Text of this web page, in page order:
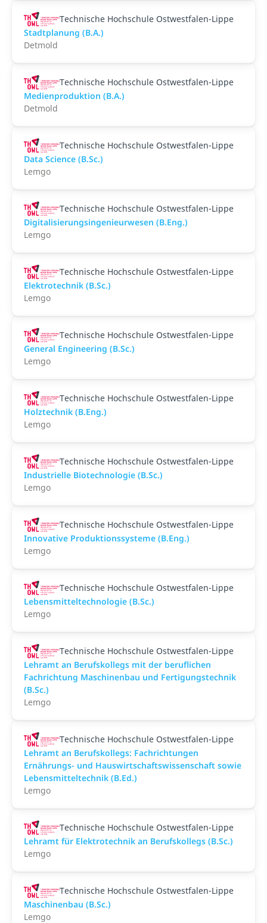
Technische Hochschule Ostwestfalen-Lippe
Stadtplanung (B.A.)
Detmold
Technische Hochschule Ostwestfalen-Lippe
Medienproduktion (B.A.)
Detmold
Technische Hochschule Ostwestfalen-Lippe
Data Science (B.Sc.)
Lemgo
Technische Hochschule Ostwestfalen-Lippe
Digitalisierungsingenieurwesen (B.Eng.)
Lemgo
Technische Hochschule Ostwestfalen-Lippe
Elektrotechnik (B.Sc.)
Lemgo
Technische Hochschule Ostwestfalen-Lippe
General Engineering (B.Sc.)
Lemgo
Technische Hochschule Ostwestfalen-Lippe
Holztechnik (B.Eng.)
Lemgo
Technische Hochschule Ostwestfalen-Lippe
Industrielle Biotechnologie (B.Sc.)
Lemgo
Technische Hochschule Ostwestfalen-Lippe
Innovative Produktionssysteme (B.Eng.)
Lemgo
Technische Hochschule Ostwestfalen-Lippe
Lebensmitteltechnologie (B.Sc.)
Lemgo
Technische Hochschule Ostwestfalen-Lippe
Lehramt an Berufskollegs mit der beruflichen
Fachrichtung Maschinenbau und Fertigungstechnik
(B.Sc.)
Lemgo
Technische Hochschule Ostwestfalen-Lippe
Lehramt an Berufskollegs: Fachrichtungen
Ernährungs- und Hauswirtschaftswissenschaft sowie
Lebensmitteltechnik (B.Ed.)
Lemgo
Technische Hochschule Ostwestfalen-Lippe
Lehramt für Elektrotechnik an Berufskollegs (B.Sc.)
Lemgo
Technische Hochschule Ostwestfalen-Lippe
Maschinenbau (B.Sc.)
Lemgo